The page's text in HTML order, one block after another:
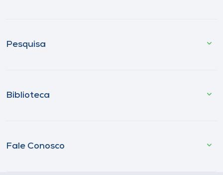
Pesquisa
Biblioteca
Fale Conosco